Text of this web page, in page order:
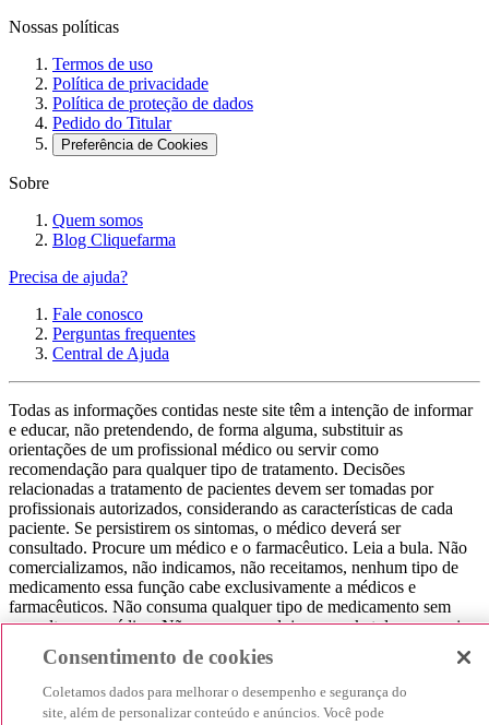
Nossas políticas
Termos de uso
Política de privacidade
Política de proteção de dados
Pedido do Titular
Preferência de Cookies
Sobre
Quem somos
Blog Cliquefarma
Precisa de ajuda?
Fale conosco
Perguntas frequentes
Central de Ajuda
Todas as informações contidas neste site têm a intenção de informar
e educar, não pretendendo, de forma alguma, substituir as
orientações de um profissional médico ou servir como
recomendação para qualquer tipo de tratamento. Decisões
relacionadas a tratamento de pacientes devem ser tomadas por
profissionais autorizados, considerando as características de cada
paciente. Se persistirem os sintomas, o médico deverá ser
consultado. Procure um médico e o farmacêutico. Leia a bula. Não
comercializamos, não indicamos, não receitamos, nenhum tipo de
medicamento essa função cabe exclusivamente a médicos e
farmacêuticos. Não consuma qualquer tipo de medicamento sem
consultar seu médico. Não somos uma loja ou marketplace, ou seja,
não realizamos a venda de medicamentos, apenas contribuímos para
que você encontre o preço mais barato, comparando os preços de
produtos farmacêuticos. Contribuímos e damos auxílio para que sua
experiência seja bem-sucedida, mas a finalização da compra
Consentimento de cookies
Coletamos dados para melhorar o desempenho e segurança do
site, além de personalizar conteúdo e anúncios. Você pode